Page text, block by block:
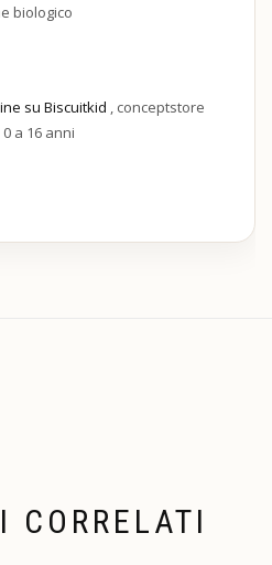
biologico
su Biscuitkid , conceptstore
a 16 anni
CORRELATI